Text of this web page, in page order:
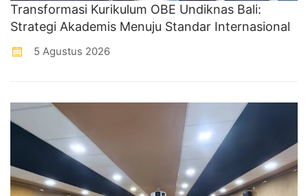
Transformasi Kurikulum OBE Undiknas Bali:
Strategi Akademis Menuju Standar Internasional
5 Agustus 2026